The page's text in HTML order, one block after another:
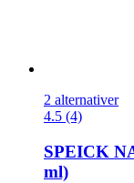
2 alternativer
4.5 (4)
SPEICK
ml)